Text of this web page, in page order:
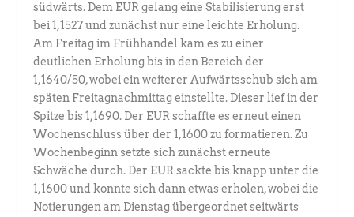
südwärts. Dem EUR gelang eine Stabilisierung erst
bei 1,1527 und zunächst nur eine leichte Erholung.
Am Freitag im Frühhandel kam es zu einer
deutlichen Erholung bis in den Bereich der
1,1640/50, wobei ein weiterer Aufwärtsschub sich am
späten Freitagnachmittag einstellte. Dieser lief in der
Spitze bis 1,1690. Der EUR schaffte es erneut einen
Wochenschluss über der 1,1600 zu formatieren. Zu
Wochenbeginn setzte sich zunächst erneute
Schwäche durch. Der EUR sackte bis knapp unter die
1,1600 und konnte sich dann etwas erholen, wobei die
Notierungen am Dienstag übergeordnet seitwärts